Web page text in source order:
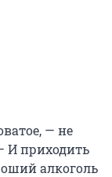
— не
И приходить
алкоголь